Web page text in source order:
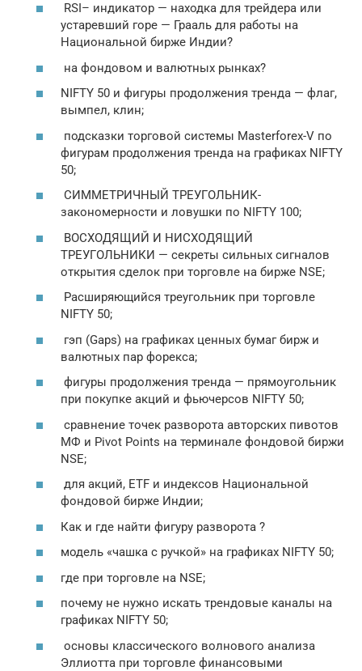
RSI– индикатор — находка для трейдера или
устаревший горе — Грааль для работы на
Национальной бирже Индии?
на фондовом и валютных рынках?
NIFTY 50 и фигуры продолжения тренда — флаг,
вымпел, клин;
подсказки торговой системы Masterforex-V по
фигурам продолжения тренда на графиках NIFTY
50;
СИММЕТРИЧНЫЙ ТРЕУГОЛЬНИК-
закономерности и ловушки по NIFTY 100;
ВОСХОДЯЩИЙ И НИСХОДЯЩИЙ
ТРЕУГОЛЬНИКИ — секреты сильных сигналов
открытия сделок при торговле на бирже NSE;
Расширяющийся треугольник при торговле
NIFTY 50;
гэп (Gaps) на графиках ценных бумаг бирж и
валютных пар форекса;
фигуры продолжения тренда — прямоугольник
при покупке акций и фьючерсов NIFTY 50;
сравнение точек разворота авторских пивотов
МФ и Pivot Points на терминале фондовой биржи
NSE;
для акций, ETF и индексов Национальной
фондовой бирже Индии;
Как и где найти фигуру разворота ?
модель «чашка с ручкой» на графиках NIFTY 50;
где при торговле на NSE;
почему не нужно искать трендовые каналы на
графиках NIFTY 50;
основы классического волнового анализа
Эллиотта при торговле финансовыми